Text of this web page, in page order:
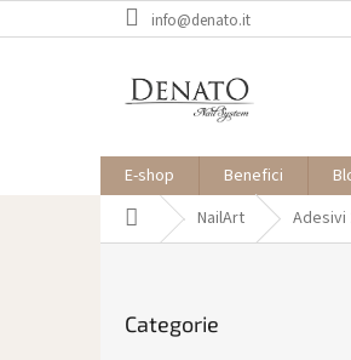
al
info@denato.it
E-shop Benefici
Casa NailArt Adesivi
le
Categorie